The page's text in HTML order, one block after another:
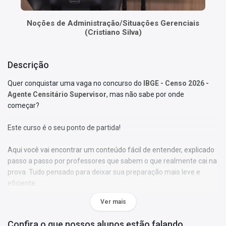
Noções de Administração/Situações Gerenciais
(Cristiano Silva)
Descrição
Quer conquistar uma vaga no concurso do
IBGE - Censo 2026 -
Agente Censitário Supervisor, mas não sabe por onde
começar?
Este curso é o seu ponto de partida!
Aqui você vai encontrar um conteúdo fácil de entender, explicado
passo a passo por professores que sabem o que realmente cai na
prova. Tudo pensado para deixar sua preparação mais leve e
eficiente.
Ver mais